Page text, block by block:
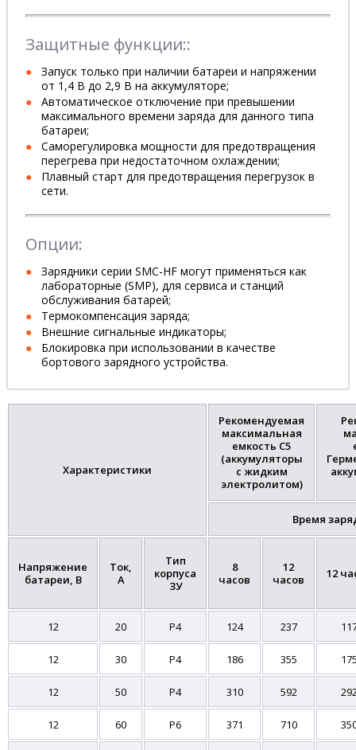
Защитные функции::
Запуск только при наличии батареи и напряжении
от 1,4 В до 2,9 В на аккумуляторе;
Автоматическое отключение при превышении
максимального времени заряда для данного типа
батареи;
Саморегулировка мощности для предотвращения
перегрева при недостаточном охлаждении;
Плавный старт для предотвращения перегрузок в
сети.
Опции:
Зарядники серии SMC-HF могут применяться как
лабораторные (SMP), для сервиса и станций
обслуживания батарей;
Термокомпенсация заряда;
Внешние сигнальные индикаторы;
Блокировка при использовании в качестве
бортового зарядного устройства.
Характеристики
Рекомендуемая
максимальная
емкость С5
(аккумуляторы
с жидким
электролитом)
Время
Напряжение
батареи, В
Ток,
А
Тип
корпуса
ЗУ
8
часов
12
часов
12
12 20 P4 124 237
12 30 P4 186 355
12 50 P4 310 592
12 60 P6 371 710